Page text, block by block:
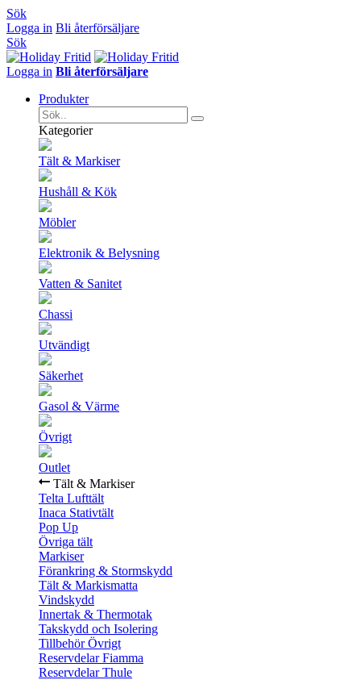
Sök
Logga in Bli återförsäljare
Sök
Logga in Bli återförsäljare
Produkter
Kategorier
Tält & Markiser
Hushåll & Kök
Möbler
Elektronik & Belysning
Vatten & Sanitet
Chassi
Utvändigt
Säkerhet
Gasol & Värme
Övrigt
Outlet
Tält & Markiser
Telta Lufttält
Inaca Stativtält
Pop Up
Övriga tält
Markiser
Förankring & Stormskydd
Tält & Markismatta
Vindskydd
Innertak & Thermotak
Takskydd och Isolering
Tillbehör Övrigt
Reservdelar Fiamma
Reservdelar Thule